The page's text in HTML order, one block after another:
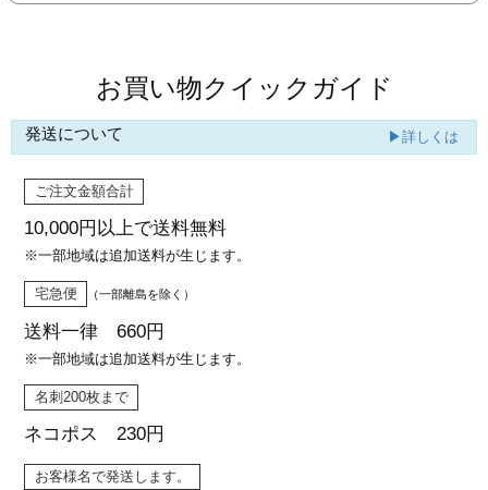
お買い物クイックガイド
発送について ▶詳しくは
ご注文金額合計
10,000円以上で送料無料
※一部地域は追加送料が生じます。
宅急便 （一部離島を除く）
送料一律 660円
※一部地域は追加送料が生じます。
名刺200枚まで
ネコポス 230円
お客様名で発送します。